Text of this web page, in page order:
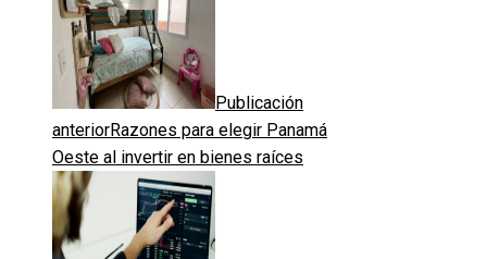
Publicación
anteriorRazones para elegir Panamá
Oeste al invertir en bienes raíces